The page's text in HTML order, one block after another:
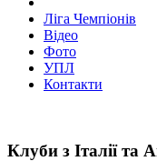
Ліга Чемпіонів
Відео
Фото
УПЛ
Контакти
Клуби з Італії та